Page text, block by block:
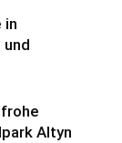
in
Altyn